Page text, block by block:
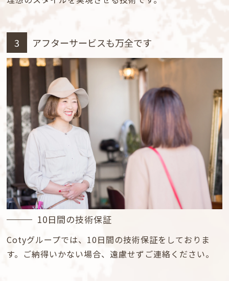
3 アフターサービスも万全です
10日間の技術保証
Cotyグループでは、10日間の技術保証をしておりま
す。ご納得いかない場合、遠慮せずご連絡ください。